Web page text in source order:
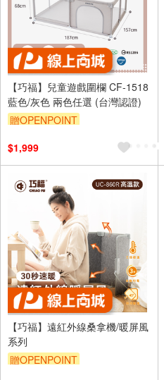
【巧福】兒童遊戲圍欄 CF-1518
藍色/灰色 兩色任選 (台灣認證)
贈OPENPOINT
$1,999
【巧福】遠紅外線桑拿機/暖屏風
系列
贈OPENPOINT